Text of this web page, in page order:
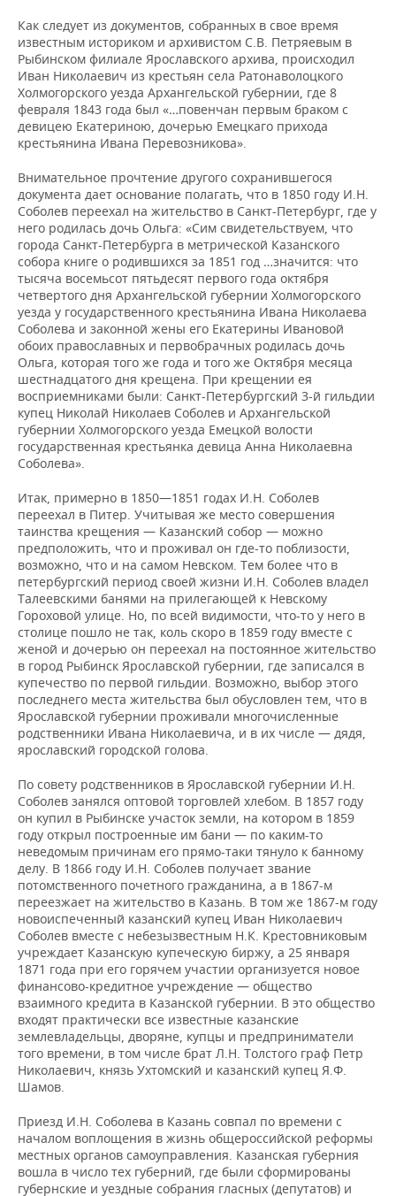
Как следует из документов, собранных в свое время
известным историком и архивистом С.В. Петряевым в
Рыбинском филиале Ярославского архива, происходил
Иван Николаевич из крестьян села Ратонаволоцкого
Холмогорского уезда Архангельской губернии, где 8
февраля 1843 года был «…повенчан первым браком с
девицею Екатериною, дочерью Емецкаго прихода
крестьянина Ивана Перевозникова».
Внимательное прочтение другого сохранившегося
документа дает основание полагать, что в 1850 году И.Н.
Соболев переехал на жительство в Санкт-Петербург, где у
него родилась дочь Ольга: «Сим свидетельствуем, что
города Санкт-Петербурга в метрической Казанского
собора книге о родившихся за 1851 год …значится: что
тысяча восемьсот пятьдесят первого года октября
четвертого дня Архангельской губернии Холмогорского
уезда у государственного крестьянина Ивана Николаева
Соболева и законной жены его Екатерины Ивановой
обоих православных и первобрачных родилась дочь
Ольга, которая того же года и того же Октября месяца
шестнадцатого дня крещена. При крещении ея
восприемниками были: Санкт-Петербургский 3-й гильдии
купец Николай Николаев Соболев и Архангельской
губернии Холмогорского уезда Емецкой волости
государственная крестьянка девица Анна Николаевна
Соболева».
Итак, примерно в 1850—1851 годах И.Н. Соболев
переехал в Питер. Учитывая же место совершения
таинства крещения — Казанский собор — можно
предположить, что и проживал он где-то поблизости,
возможно, что и на самом Невском. Тем более что в
петербургский период своей жизни И.Н. Соболев владел
Талеевскими банями на прилегающей к Невскому
Гороховой улице. Но, по всей видимости, что-то у него в
столице пошло не так, коль скоро в 1859 году вместе с
женой и дочерью он переехал на постоянное жительство
в город Рыбинск Ярославской губернии, где записался в
купечество по первой гильдии. Возможно, выбор этого
последнего места жительства был обусловлен тем, что в
Ярославской губернии проживали многочисленные
родственники Ивана Николаевича, и в их числе — дядя,
ярославский городской голова.
По совету родственников в Ярославской губернии И.Н.
Соболев занялся оптовой торговлей хлебом. В 1857 году
он купил в Рыбинске участок земли, на котором в 1859
году открыл построенные им бани — по каким-то
неведомым причинам его прямо-таки тянуло к банному
делу. В 1866 году И.Н. Соболев получает звание
потомственного почетного гражданина, а в 1867-м
переезжает на жительство в Казань. В том же 1867-м году
новоиспеченный казанский купец Иван Николаевич
Соболев вместе с небезызвестным Н.К. Крестовниковым
учреждает Казанскую купеческую биржу, а 25 января
1871 года при его горячем участии организуется новое
финансово-кредитное учреждение — общество
взаимного кредита в Казанской губернии. В это общество
входят практически все известные казанские
землевладельцы, дворяне, купцы и предприниматели
того времени, в том числе брат Л.Н. Толстого граф Петр
Николаевич, князь Ухтомский и казанский купец Я.Ф.
Шамов.
Приезд И.Н. Соболева в Казань совпал по времени с
началом воплощения в жизнь общероссийской реформы
местных органов самоуправления. Казанская губерния
вошла в число тех губерний, где были сформированы
губернские и уездные собрания гласных (депутатов) и